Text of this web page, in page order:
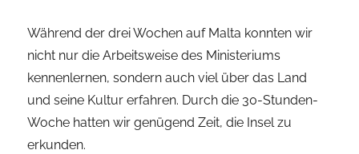
Während der drei Wochen auf Malta konnten wir
nicht nur die Arbeitsweise des Ministeriums
kennenlernen, sondern auch viel über das Land
und seine Kultur erfahren. Durch die 30-Stunden-
Woche hatten wir genügend Zeit, die Insel zu
erkunden.